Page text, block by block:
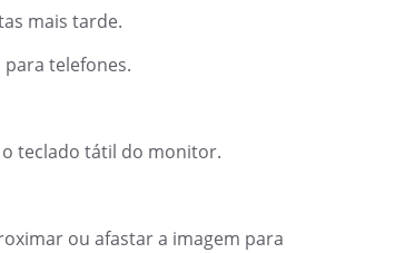
mais tarde.
telefones.
teclado tátil do monitor.
ou afastar a imagem para